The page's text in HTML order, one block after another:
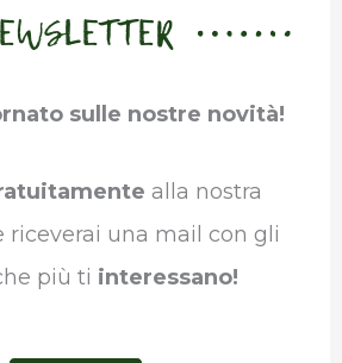
k
d
t
A
e
r
b
r
sulle nostre novità!
alla nostra
riceverai una mail con gli
più ti interessano!